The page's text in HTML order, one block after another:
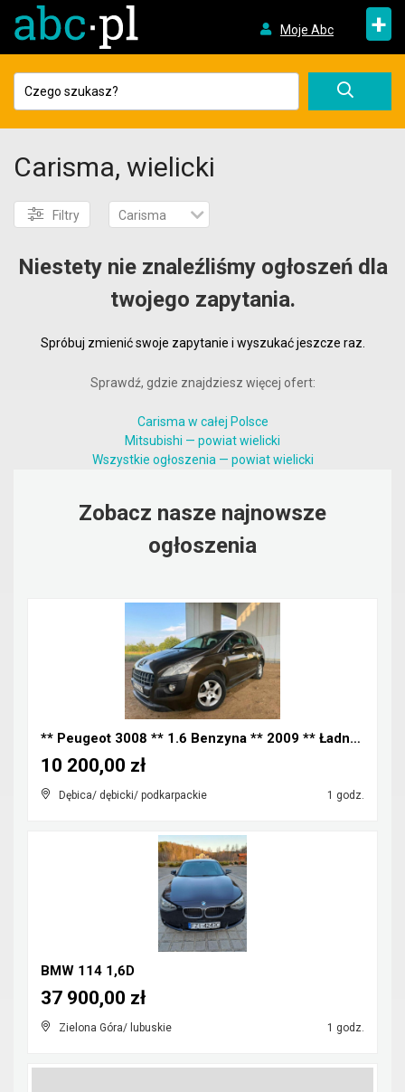
Moje Abc +
Carisma, wielicki
Filtry Carisma
Niestety nie znaleźliśmy ogłoszeń dla
twojego zapytania.
Spróbuj zmienić swoje zapytanie i wyszukać jeszcze raz.
Sprawdź, gdzie znajdziesz więcej ofert:
Carisma w całej Polsce
Mitsubishi — powiat wielicki
Wszystkie ogłoszenia — powiat wielicki
Zobacz nasze najnowsze
ogłoszenia
** Peugeot 3008 ** 1.6 Benzyna ** 2009 ** Ładny Za...
Dębica/ dębicki/ podkarpackie 1 godz.
10 200,00 zł
BMW 114 1,6D
Zielona Góra/ lubuskie 1 godz.
37 900,00 zł